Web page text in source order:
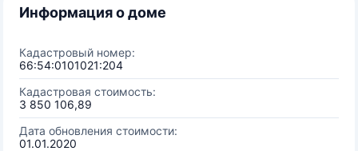
Информация о доме
Кадастровый номер:
66:54:0101021:204
Кадастровая стоимость:
3 850 106,89
Дата обновления стоимости:
01.01.2020